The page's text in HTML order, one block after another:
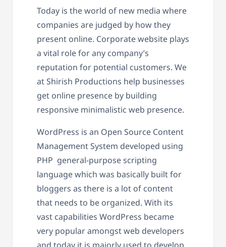
Today is the world of new media where
companies are judged by how they
present online. Corporate website plays
a vital role for any company’s
reputation for potential customers. We
at Shirish Productions help businesses
get online presence by building
responsive minimalistic web presence.
WordPress is an Open Source Content
Management System developed using
PHP general-purpose scripting
language which was basically built for
bloggers as there is a lot of content
that needs to be organized. With its
vast capabilities WordPress became
very popular amongst web developers